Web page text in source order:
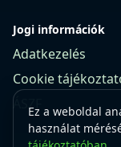
Ez a weboldal
használat
Jogi információk
Adatkezelés
Cookie
ÁSZF